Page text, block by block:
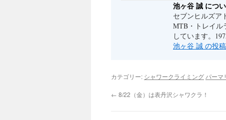
池ヶ谷 誠 につ
セブンヒルズア
MTB・トレイル
しています。
池ヶ谷 誠 の投
カテゴリー: シャワークライミング パーマ
← 8/22（金）は表丹沢シャワクラ！